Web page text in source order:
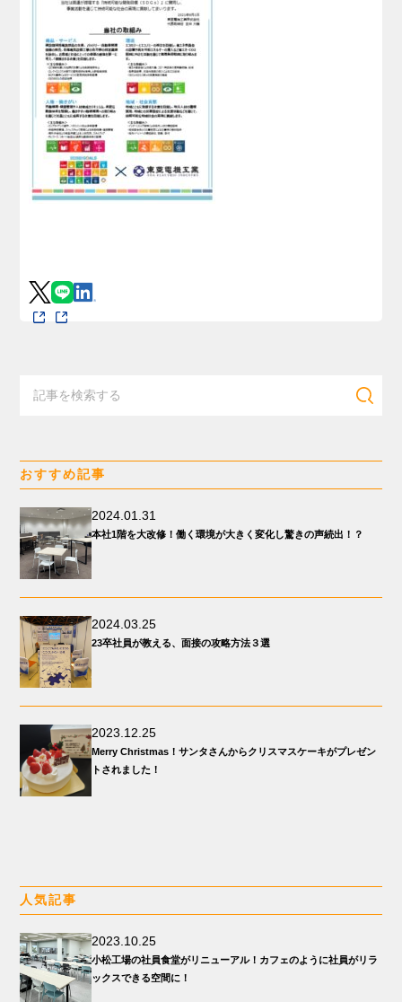
おすすめ記事
2024.01.31
本社1階を大改修！働く環境が大きく変化し驚きの声続出！？
2024.03.25
23卒社員が教える、面接の攻略方法３選
2023.12.25
Merry Christmas！サンタさんからクリスマスケーキがプレゼン
トされました！
人気記事
2023.10.25
小松工場の社員食堂がリニューアル！カフェのように社員がリラ
ックスできる空間に！